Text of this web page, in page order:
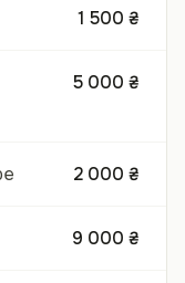
1 500 ₴
5 000 ₴
2 000 ₴
9 000 ₴